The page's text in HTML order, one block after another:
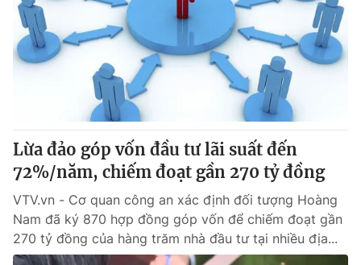
® Cấm sao chép dưới mọi hình thức nếu không có sự chấp
thuận bằng văn bản. Ghi rõ nguồn VTV.vn khi phát hành lại
thông tin từ website này.
Lừa đảo góp vốn đầu tư lãi suất đến
72%/năm, chiếm đoạt gần 270 tỷ đồng
VTV.vn - Cơ quan công an xác định đối tượng Hoàng
Nam đã ký 870 hợp đồng góp vốn để chiếm đoạt gần
270 tỷ đồng của hàng trăm nhà đầu tư tại nhiều địa...